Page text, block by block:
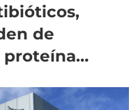
de
proteína